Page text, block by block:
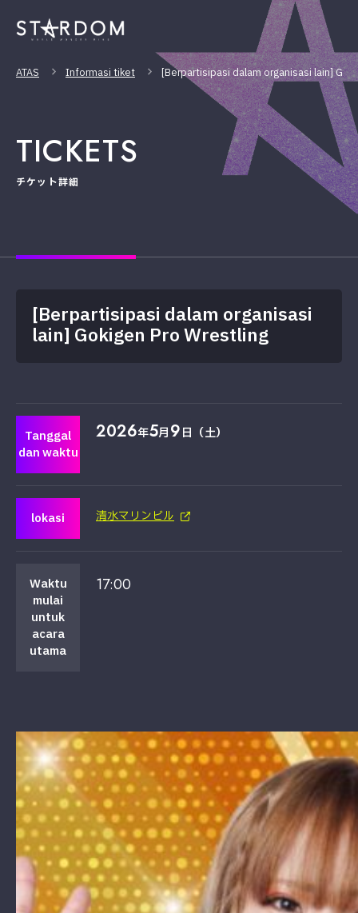
ATAS Informasi tiket [Berpartisipasi dalam organisasi lain]
TICKETS
チケット詳細
[Berpartisipasi dalam organisasi
lain] Gokigen Pro Wrestling
Tanggal
dan waktu
2026年5月9日（土）
lokasi 清水マリンビル
Waktu
mulai
untuk
acara
utama
17:00